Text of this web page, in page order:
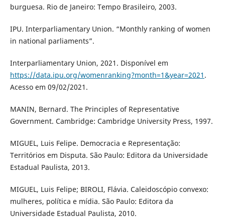
burguesa. Rio de Janeiro: Tempo Brasileiro, 2003.
IPU. Interparliamentary Union. “Monthly ranking of women
in national parliaments”.
Interparliamentary Union, 2021. Disponível em
https://data.ipu.org/womenranking?month=1&year=2021 .
Acesso em 09/02/2021.
MANIN, Bernard. The Principles of Representative
Government. Cambridge: Cambridge University Press, 1997.
MIGUEL, Luis Felipe. Democracia e Representação:
Territórios em Disputa. São Paulo: Editora da Universidade
Estadual Paulista, 2013.
MIGUEL, Luis Felipe; BIROLI, Flávia. Caleidoscópio convexo:
mulheres, política e mídia. São Paulo: Editora da
Universidade Estadual Paulista, 2010.